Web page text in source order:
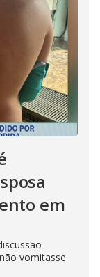
em
vomitasse